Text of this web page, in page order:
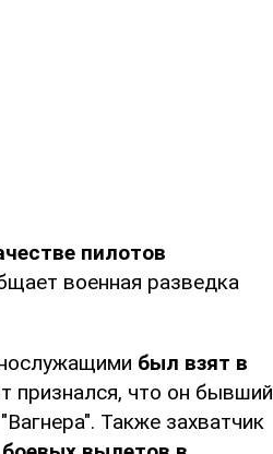
пилотов
военная разведка
был взят в
признался, что он бывший
Также захватчик